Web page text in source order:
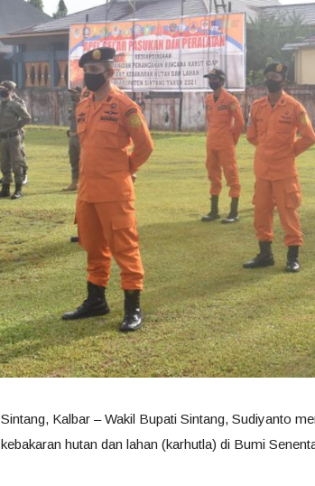
Sintang, Kalbar – Wakil Bupati Sintang, Sudiyanto
kebakaran hutan dan lahan (karhutla) di Bumi